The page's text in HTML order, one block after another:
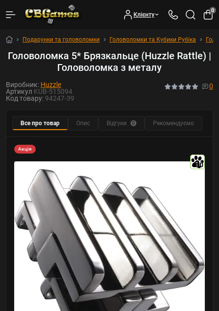
Клієнту
0
Подарунки та головоломки Головоломки та Кубики Рубіка
Головоломка 5* Брязкальце (Huzzle Rattle) |
Головоломка з металу
Виробник: Huzzle
Артикул KUB-515094
Код товару: 94247-39
0
Все про товар Опис Відгуки 0 Рекомендуємо
Акція
10